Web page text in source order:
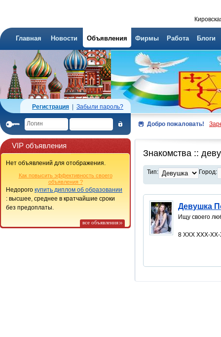
Главная Новости Объявления Фирмы Работа Блоги
Регистрация Забыли пароль?
Добро пожаловать!
VIP объявления
Нет объявлений для отображения.
Как повысить эффективность своего
объявления ?
Недорого купить диплом об образовании
: высшее, среднее в кратчайшие сроки
без предоплаты.
все объявления
Знакомства ::
Тип: Город:
Девушка
Ищу своего
8 XXX XXX-